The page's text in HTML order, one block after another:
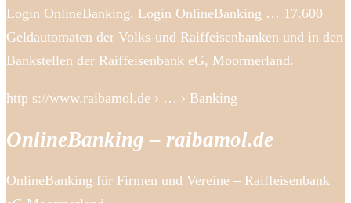
Login OnlineBanking. Login OnlineBanking … 17.600
Geldautomaten der Volks-und Raiffeisenbanken und in den
Bankstellen der Raiffeisenbank eG, Moormerland.
http s://www.raibamol.de › … › Banking
OnlineBanking – raibamol.de
OnlineBanking für Firmen und Vereine – Raiffeisenbank